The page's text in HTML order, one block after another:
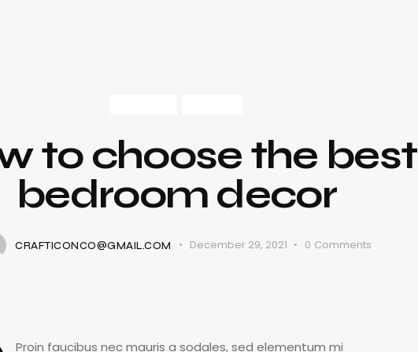
to choose the best
bedroom decor
CRAFTICONCO@GMAIL.COM December 29, 2021 0 Comments
Proin faucibus nec mauris a sodales, sed elementum mi